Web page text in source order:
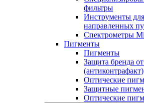
фильтры
Инструменты
направленных
Спектрометры
Пигменты
Пигменты
Защита бренда
(антиконтрафакт)
Оптические
Защитные
Оптические